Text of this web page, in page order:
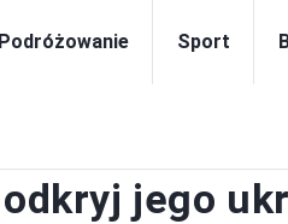
Podróżowanie Sport
jego